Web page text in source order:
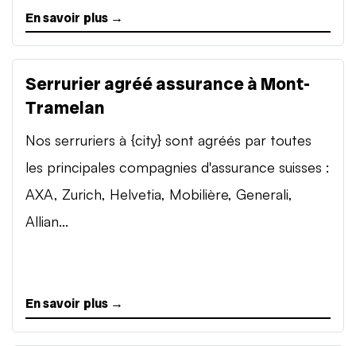
En savoir plus →
Serrurier agréé assurance à Mont-
Tramelan
Nos serruriers à {city} sont agréés par toutes
les principales compagnies d'assurance suisses :
AXA, Zurich, Helvetia, Mobilière, Generali,
Allian...
En savoir plus →